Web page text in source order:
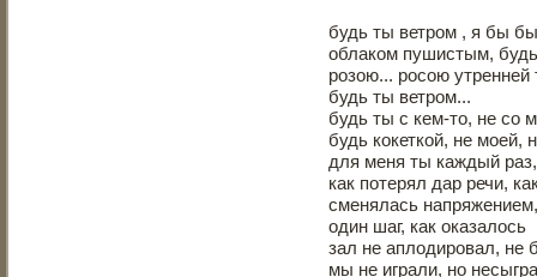
будь ты ветром , я бы
облаком пушистым,
розою... росою
будь ты ветром...
будь ты с кем-то, не со
будь кокеткой, не моей,
для меня ты каждый
как потерял дар речи,
сменялась
один шаг, как оказалось
зал не аплодировал, не
мы не играли, но